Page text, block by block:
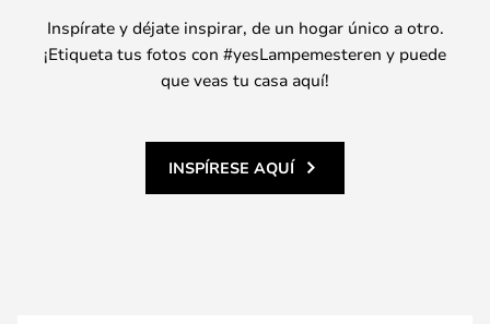
Inspírate y déjate inspirar, de un hogar único a otro.
¡Etiqueta tus fotos con #yesLampemesteren y puede
que veas tu casa aquí!
INSPÍRESE AQUÍ